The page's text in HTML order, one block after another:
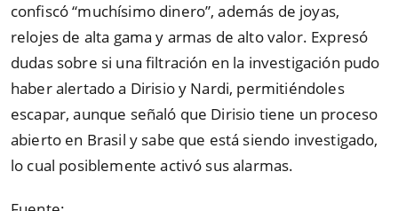
confiscó “muchísimo dinero”, además de joyas,
relojes de alta gama y armas de alto valor. Expresó
dudas sobre si una filtración en la investigación pudo
haber alertado a Dirisio y Nardi, permitiéndoles
escapar, aunque señaló que Dirisio tiene un proceso
abierto en Brasil y sabe que está siendo investigado,
lo cual posiblemente activó sus alarmas.